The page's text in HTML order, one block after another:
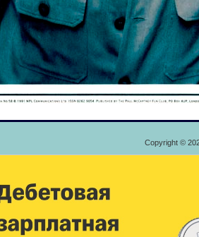
Copyright ©